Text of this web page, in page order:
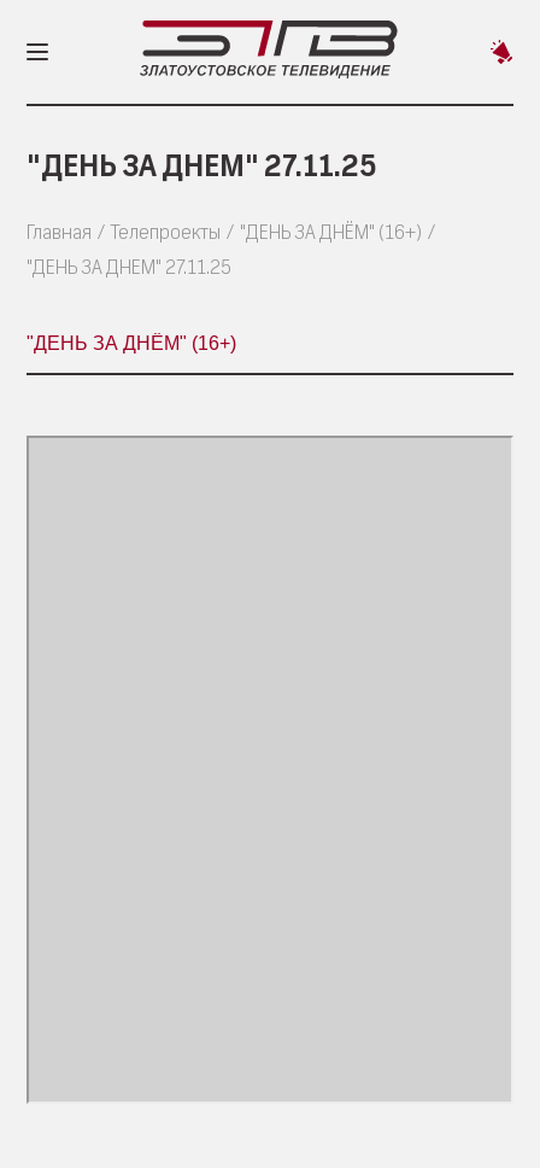
"ДЕНЬ ЗА ДНЕМ" 27.11.25
Главная Телепроекты
"ДЕНЬ ЗА ДНЁМ" (16+)
"ДЕНЬ ЗА ДНЕМ" 27.11.25
"ДЕНЬ ЗА ДНЁМ" (16+)